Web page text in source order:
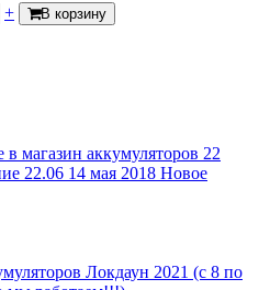
(321) (NEW EUROPE)
22.06